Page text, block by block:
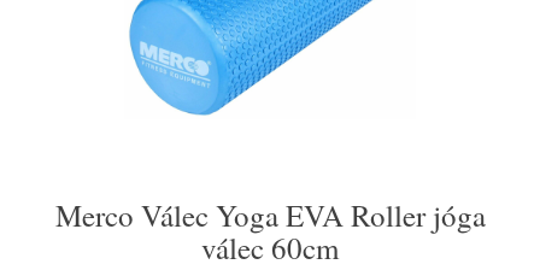
Merco Válec Yoga EVA Roller jóga
válec 60cm